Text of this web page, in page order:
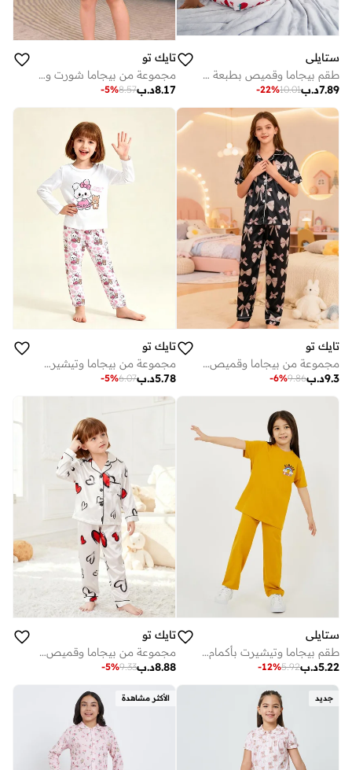
ستايلي
طقم بيجاما وقميص بطبعة فراولة للبنات
د.ب7.89
10.01
-22%
تايك تو
مجموعة من بيجاما شورت وقميص مخطط بطبعة كرز
د.ب8.17
8.57
-5%
تايك تو
مجموعة من بيجاما وقميص بتفاصيل جيب بطبعة فيونكة
د.ب9.3
9.86
-6%
تايك تو
مجموعة من بيجاما وتيشيرت بطبعة أرنب لطيف
د.ب5.78
6.07
-5%
ستايلي
طقم بيجاما وتيشيرت بأكمام قصيرة بطبعة جرافيك
د.ب5.22
5.92
-12%
تايك تو
مجموعة من بيجاما وقميص بطبعة قلب
د.ب8.88
9.33
-5%
جديد الأكثر مشاهدة